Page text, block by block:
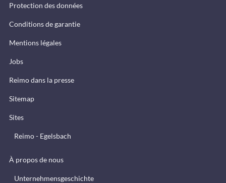
Protection des données
Conditions de garantie
Mentions légales
Jobs
Reimo dans la presse
Sitemap
Sites
Reimo - Egelsbach
À propos de nous
Unternehmensgeschichte